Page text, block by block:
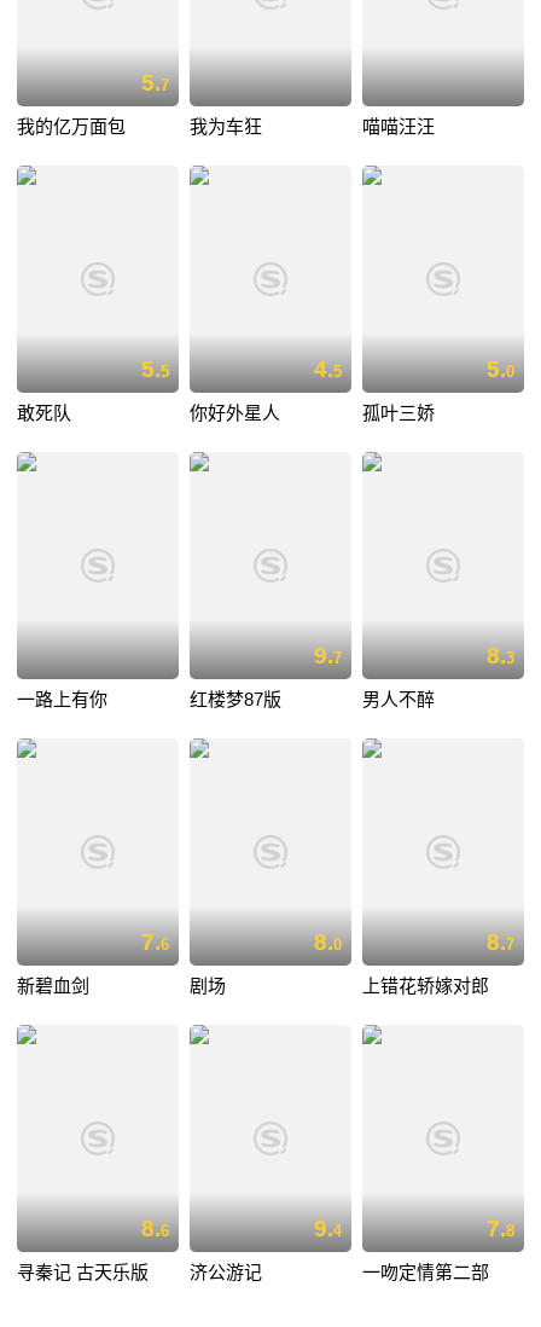
5.7
我的亿万面包 我为车狂 喵喵汪汪
5.5
敢死队
4.5
你好外星人
5.0
孤叶三娇
一路上有你
9.7
红楼梦87版
8.3
男人不醉
7.6
新碧血剑
8.0
剧场
8.7
上错花轿嫁对郎
8.6
寻秦记 古天乐版
9.4
济公游记
7.8
一吻定情第二部